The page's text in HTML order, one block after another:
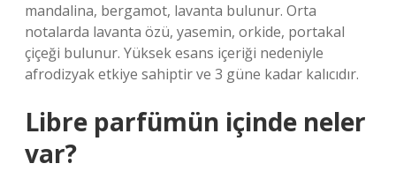
mandalina, bergamot, lavanta bulunur. Orta
notalarda lavanta özü, yasemin, orkide, portakal
çiçeği bulunur. Yüksek esans içeriği nedeniyle
afrodizyak etkiye sahiptir ve 3 güne kadar kalıcıdır.
Libre parfümün içinde neler
var?